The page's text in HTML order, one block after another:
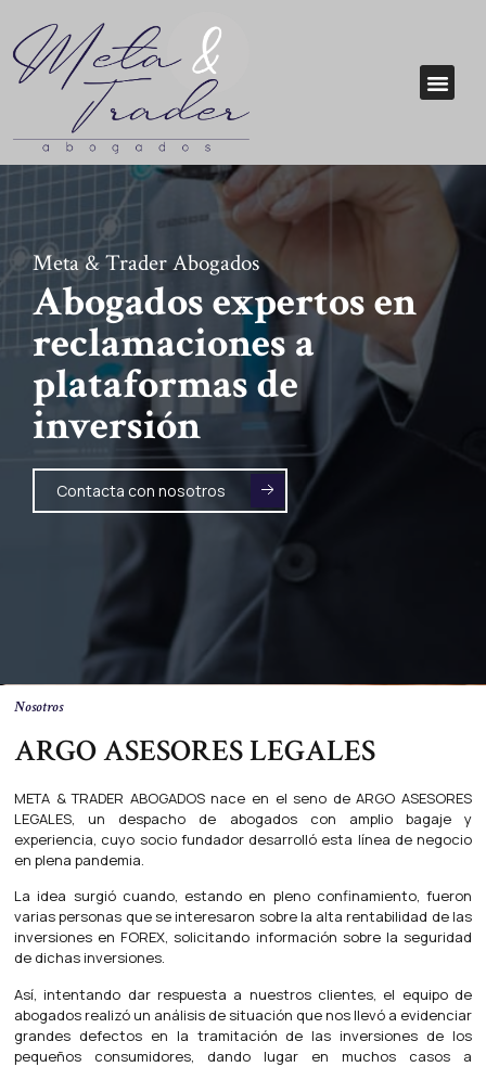
Meta & Trader Abogados
Abogados expertos en
reclamaciones a
plataformas de
inversión
Contacta con nosotros
Nosotros
ARGO ASESORES LEGALES
META & TRADER ABOGADOS nace en el seno de ARGO ASESORES
LEGALES, un despacho de abogados con amplio bagaje y
experiencia, cuyo socio fundador desarrolló esta línea de negocio
en plena pandemia.
La idea surgió cuando, estando en pleno confinamiento, fueron
varias personas que se interesaron sobre la alta rentabilidad de las
inversiones en FOREX, solicitando información sobre la seguridad
de dichas inversiones.
Así, intentando dar respuesta a nuestros clientes, el equipo de
abogados realizó un análisis de situación que nos llevó a evidenciar
grandes defectos en la tramitación de las inversiones de los
pequeños consumidores, dando lugar en muchos casos a